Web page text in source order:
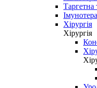
Таргетна
Хірургія
Хірургія